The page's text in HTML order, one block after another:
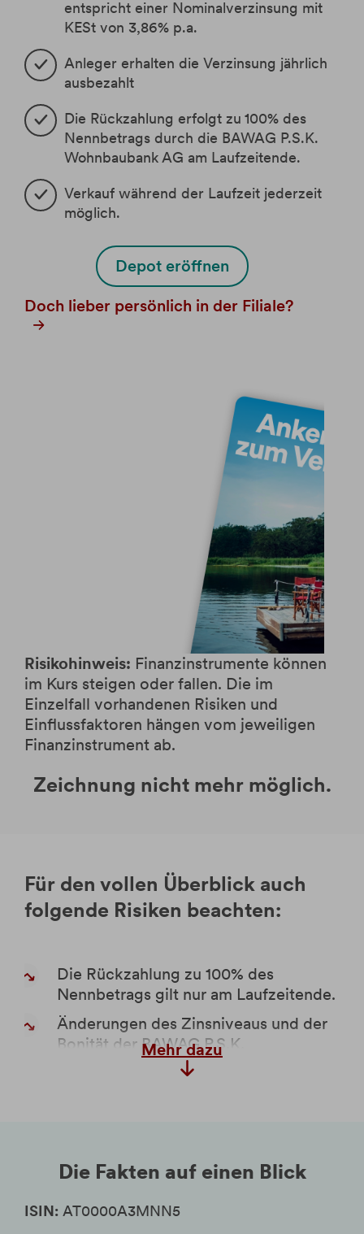
Kontowechselservice
Anträge/Bestätigungen/Änderungen
Anträge/Bestätigungen/Änderungen
Depotzusatz: Familiendepot
Themenfonds
Fondssparen
ETF Sparplan
ETFs und ETCs
Anleihe 3% 2026-2033
Anleihe 2.80% 2025-2035
Zeichnung nicht mehr möglich
Anleihe 3.10% 2024-2034
Zeichnung nicht mehr möglich
Anleihe 3.70% 2023-2033
Anleihe 3,75% 2023-2026
Zeichnung nicht mehr möglich
Pensionsvorsorge
Absicherung Kredit
Services
eBanking Broker
Informationsblatt zur 2. Aktionärsrechte-
Richtlinie
Informationen zu Wertpapieren
Tipps für Anfänger
Jugendsparen
Fondssparen
ETF Sparplan
Bausparen
start:bausparkasse
BAWAG Banking App
Services
3D Secure
Apple Pay
Google Pay
Buchungsreklamation
Videoanleitungen für die BAWAG App
Login
Filialfinder
Hilfe
entspricht einer Nominalverzinsung mit
KESt von 3,86% p.a.
Anleger erhalten die Verzinsung jährlich
ausbezahlt
Die Rückzahlung erfolgt zu 100% des
Nennbetrags durch die BAWAG P.S.K.
Wohnbaubank AG am Laufzeitende.
Verkauf während der Laufzeit jederzeit
möglich.
Depot eröffnen
Doch lieber persönlich in der Filiale?
Risikohinweis: Finanzinstrumente können
im Kurs steigen oder fallen. Die im
Einzelfall vorhandenen Risiken und
Einflussfaktoren hängen vom jeweiligen
Finanzinstrument ab.
Zeichnung nicht mehr möglich.
Für den vollen Überblick auch
folgende Risiken beachten:
Die Rückzahlung zu 100% des
Nennbetrags gilt nur am Laufzeitende.
Änderungen des Zinsniveaus und der
Bonität der BAWAG P.S.K.
Wohnbaubank AG können zu
das Risiko von Änderungen in der
Zahlungsunfähigkeit.
Mehr dazu
Die Fakten auf einen Blick
ISIN: AT0000A3MNN5